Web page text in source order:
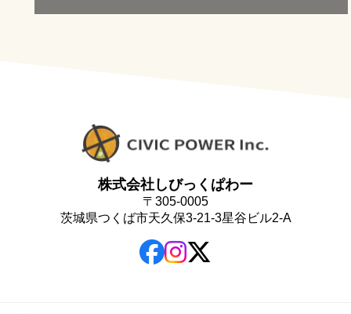
株式会社しびっくぱわー
〒305-0005
茨城県つくば市天久保3-21-3星谷ビル2-A